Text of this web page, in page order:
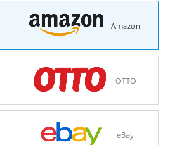
Amazon
OTTO
eBay